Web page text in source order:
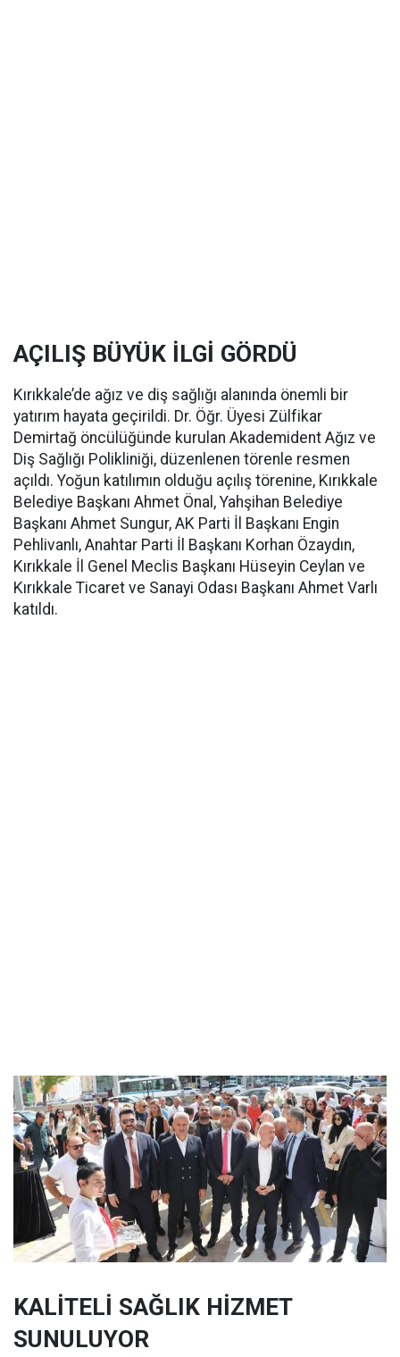
AÇILIŞ BÜYÜK İLGİ GÖRDÜ
Kırıkkale’de ağız ve diş sağlığı alanında önemli bir
yatırım hayata geçirildi. Dr. Öğr. Üyesi Zülfikar
Demirtağ öncülüğünde kurulan Akademident Ağız ve
Diş Sağlığı Polikliniği, düzenlenen törenle resmen
açıldı. Yoğun katılımın olduğu açılış törenine, Kırıkkale
Belediye Başkanı Ahmet Önal, Yahşihan Belediye
Başkanı Ahmet Sungur, AK Parti İl Başkanı Engin
Pehlivanlı, Anahtar Parti İl Başkanı Korhan Özaydın,
Kırıkkale İl Genel Meclis Başkanı Hüseyin Ceylan ve
Kırıkkale Ticaret ve Sanayi Odası Başkanı Ahmet Varlı
katıldı.
KALİTELİ SAĞLIK HİZMET
SUNULUYOR